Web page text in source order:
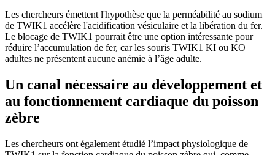
Les chercheurs émettent l'hypothèse que la perméabilité au sodium
de TWIK1 accélère l'acidification vésiculaire et la libération du fer.
Le blocage de TWIK1 pourrait être une option intéressante pour
réduire l’accumulation de fer, car les souris TWIK1 KI ou KO
adultes ne présentent aucune anémie à l’âge adulte.
Un canal nécessaire au développement et
au fonctionnement cardiaque du poisson
zèbre
Les chercheurs ont également étudié l’impact physiologique de